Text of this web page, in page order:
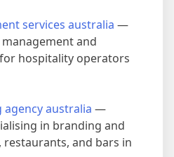
services australia —
and
hospitality operators
australia —
in branding and
and bars in